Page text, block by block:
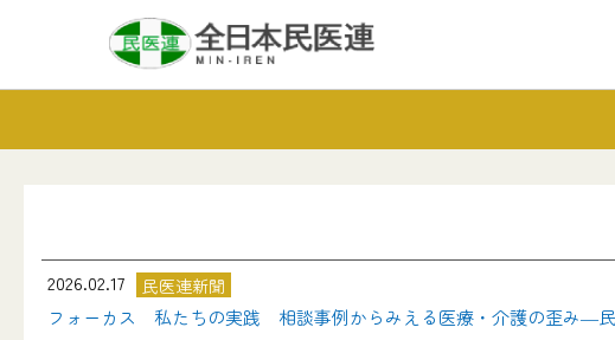
2026.02.17 民医連新聞
フォーカス 私たちの実践 相談事例からみえる医療・介護の歪み―